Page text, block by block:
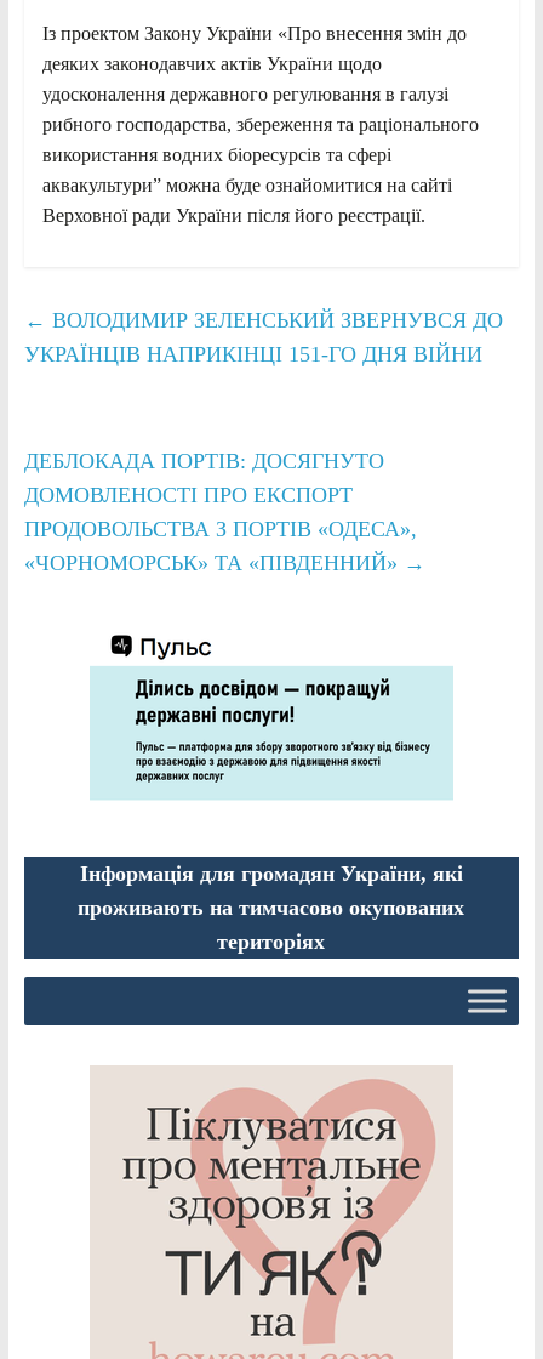
Із проектом Закону України «Про внесення змін до
деяких законодавчих актів України щодо
удосконалення державного регулювання в галузі
рибного господарства, збереження та раціонального
використання водних біоресурсів та сфері
аквакультури” можна буде ознайомитися на сайті
Верховної ради України після його реєстрації.
← ВОЛОДИМИР ЗЕЛЕНСЬКИЙ ЗВЕРНУВСЯ ДО
УКРАЇНЦІВ НАПРИКІНЦІ 151-ГО ДНЯ ВІЙНИ
ДЕБЛОКАДА ПОРТІВ: ДОСЯГНУТО
ДОМОВЛЕНОСТІ ПРО ЕКСПОРТ
ПРОДОВОЛЬСТВА З ПОРТІВ «ОДЕСА»,
«ЧОРНОМОРСЬК» ТА «ПІВДЕННИЙ» →
Інформація для громадян України, які
проживають на тимчасово окупованих
територіях